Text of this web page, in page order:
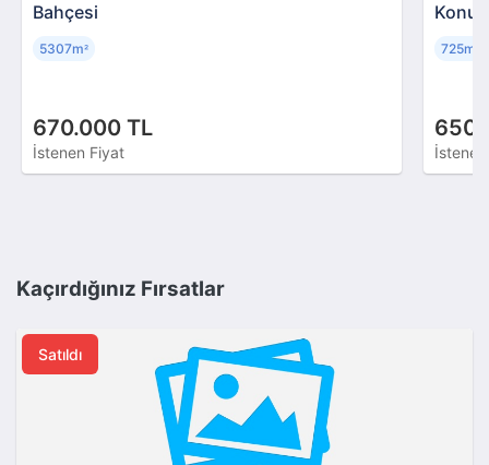
Bahçesi
670.000 TL
İstenen Fiyat
5307m²
Konut
725m
Kaçırdığınız Fırsatlar
Satıldı